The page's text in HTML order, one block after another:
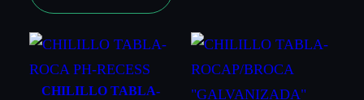
3/4, 12 X 1, 12 X
TU PUNTUACIÓN
TU VALORACIÓN*
desde
hasta
$0.63
CHILILLO TABLA-